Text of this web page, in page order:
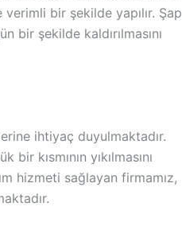
bir şekilde yapılır. Şap
bir şekilde kaldırılmasını
ihtiyaç duyulmaktadır.
kısmının yıkılmasını
hizmeti sağlayan firmamız,